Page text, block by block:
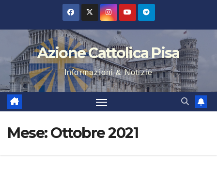
contenuto
Azione Cattolica Pisa
Informazioni & Notizie
Mese:Ottobre 2021